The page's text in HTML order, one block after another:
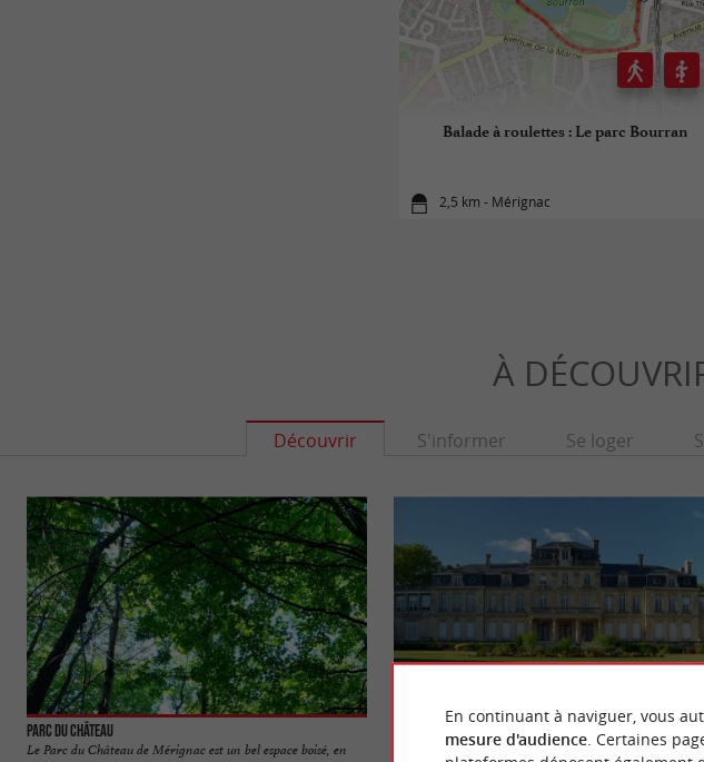
Balade à roulettes : Le parc Bourran
2,5 km - Mérignac
À
Découvrir S'informer Se loger
Parc du Château
Le Parc du Château de Mérignac est un bel espace boisé, en
Le Château Bourran est niché dans un beau parc arboré,
En continuant à naviguer, vous
mesure d'audience. Certaines